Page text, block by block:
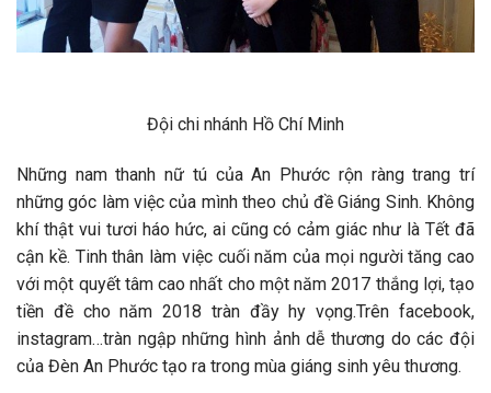
Đội chi nhánh Hồ Chí Minh
Những nam thanh nữ tú của An Phước rộn ràng trang trí
những góc làm việc của mình theo chủ đề Giáng Sinh. Không
khí thật vui tươi háo hức, ai cũng có cảm giác như là Tết đã
cận kề. Tinh thân làm việc cuối năm của mọi người tăng cao
với một quyết tâm cao nhất cho một năm 2017 thắng lợi, tạo
tiền đề cho năm 2018 tràn đầy hy vọng.Trên facebook,
instagram…tràn ngập những hình ảnh dễ thương do các đội
của Đèn An Phước tạo ra trong mùa giáng sinh yêu thương.